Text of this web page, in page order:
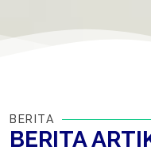
BERITA
BERITA